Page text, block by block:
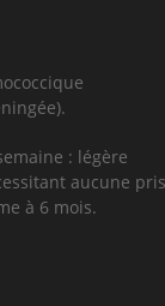
: légère
aucune
à 6 mois.